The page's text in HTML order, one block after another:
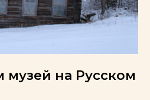
на Русском